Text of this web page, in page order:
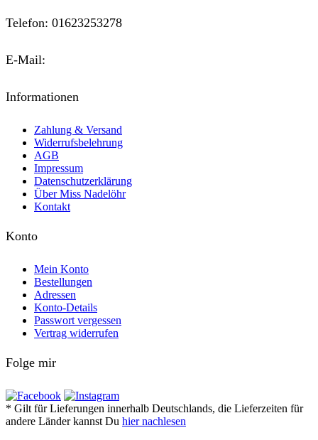
Telefon: 01623253278
E-Mail:
Informationen
Zahlung & Versand
Widerrufsbelehrung
AGB
Impressum
Datenschutzerklärung
Über Miss Nadelöhr
Kontakt
Konto
Mein Konto
Bestellungen
Adressen
Konto-Details
Passwort vergessen
Vertrag widerrufen
Folge mir
* Gilt für Lieferungen innerhalb Deutschlands, die Lieferzeiten für
andere Länder kannst Du hier nachlesen